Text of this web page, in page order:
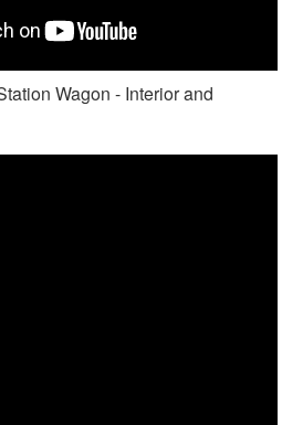
Wagon - Interior and